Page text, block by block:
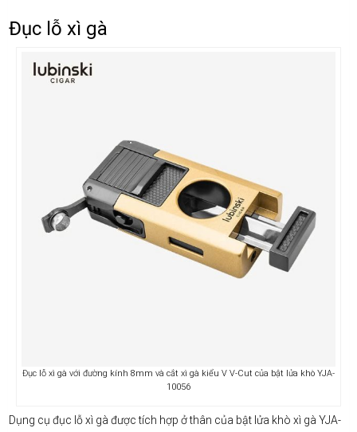
Đục lỗ xì gà
Đục lỗ xì gà với đường kính 8mm và cắt xì gà kiểu V V-Cut của bật lửa khò YJA-
10056
Dụng cụ đục lỗ xì gà được tích hợp ở thân của bật lửa khò xì gà YJA-